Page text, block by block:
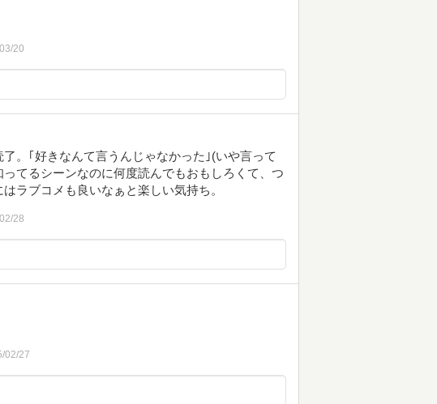
20
。｢好きなんて言うんじゃなかった｣(いや言って
てるシーンなのに何度読んでもおもしろくて、つ
ラブコメも良いなぁと楽しい気持ち。
28
02/27